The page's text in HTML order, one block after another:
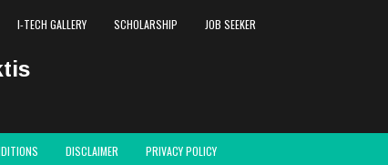
I-TECH GALLERY SCHOLARSHIP
JOB SEEKER
DISCLAIMER PRIVACY POLICY